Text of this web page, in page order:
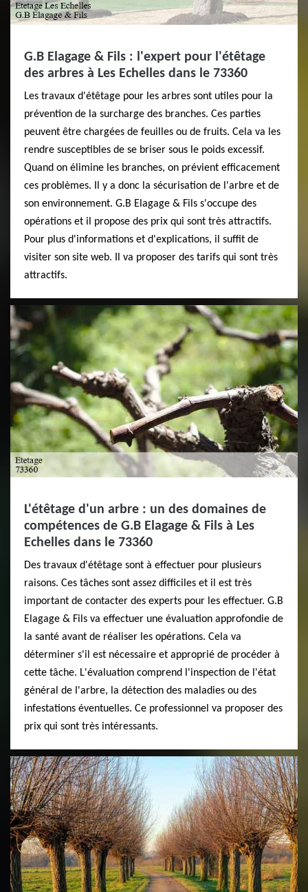
G.B Elagage & Fils : l'expert pour l'étêtage
des arbres à Les Echelles dans le 73360
Les travaux d'étêtage pour les arbres sont utiles pour la
prévention de la surcharge des branches. Ces parties
peuvent être chargées de feuilles ou de fruits. Cela va les
rendre susceptibles de se briser sous le poids excessif.
Quand on élimine les branches, on prévient efficacement
ces problèmes. Il y a donc la sécurisation de l'arbre et de
son environnement. G.B Elagage & Fils s'occupe des
opérations et il propose des prix qui sont très attractifs.
Pour plus d'informations et d'explications, il suffit de
visiter son site web. Il va proposer des tarifs qui sont très
attractifs.
L'étêtage d'un arbre : un des domaines de
compétences de G.B Elagage & Fils à Les
Echelles dans le 73360
Des travaux d'étêtage sont à effectuer pour plusieurs
raisons. Ces tâches sont assez difficiles et il est très
important de contacter des experts pour les effectuer. G.B
Elagage & Fils va effectuer une évaluation approfondie de
la santé avant de réaliser les opérations. Cela va
déterminer s'il est nécessaire et approprié de procéder à
cette tâche. L'évaluation comprend l'inspection de l'état
général de l'arbre, la détection des maladies ou des
infestations éventuelles. Ce professionnel va proposer des
prix qui sont très intéressants.